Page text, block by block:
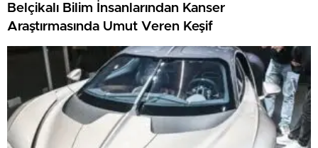
Belçikalı Bilim İnsanlarından Kanser
Araştırmasında Umut Veren Keşif